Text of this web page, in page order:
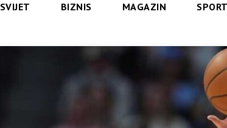
SVIJET BIZNIS MAGAZIN SPORT